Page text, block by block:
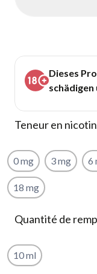
Dieses
Teneur en
0 mg 3 mg 6
18 mg
Quantité de
10 ml